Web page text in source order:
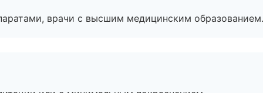
врачи с высшим медицинским образованием.